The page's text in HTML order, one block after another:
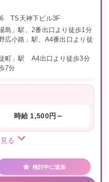
6 TS天神下ビル3F
島」駅、2番出口より徒歩1分
広小路」駅、A4番出口より徒
町」駅 A4出口より徒歩3分
7分
時給 1,500円～
る
検討中に追加